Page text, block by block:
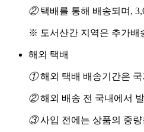
②택배를 통해 배송되며,
※ 도서산간 지역은 추가배
해외 택배
①해외 택배 배송기간은 국
②해외 배송 전 국내에서
③사입 전에는 상품의 중량